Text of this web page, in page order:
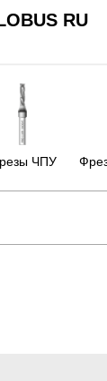
ЧПУ
RU